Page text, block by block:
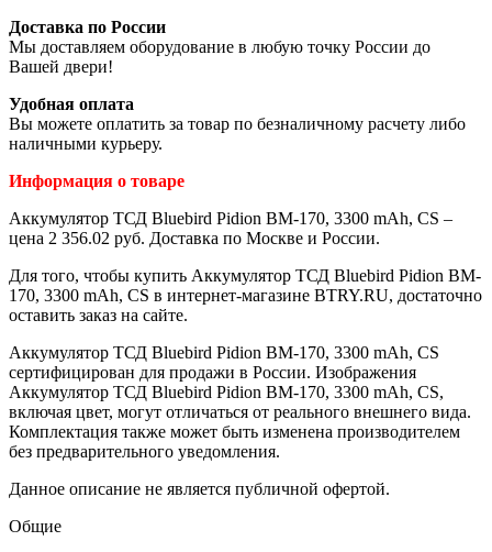
Доставка по России
Мы доставляем оборудование в любую точку России до
Вашей двери!
Удобная оплата
Вы можете оплатить за товар по безналичному расчету либо
наличными курьеру.
Информация о товаре
Аккумулятор ТСД Bluebird Pidion BM-170, 3300 mAh, CS –
цена 2 356.02 руб. Доставка по Москве и России.
Для того, чтобы купить Аккумулятор ТСД Bluebird Pidion BM-
170, 3300 mAh, CS в интернет-магазине BTRY.RU, достаточно
оставить заказ на сайте.
Аккумулятор ТСД Bluebird Pidion BM-170, 3300 mAh, CS
сертифицирован для продажи в России. Изображения
Аккумулятор ТСД Bluebird Pidion BM-170, 3300 mAh, CS,
включая цвет, могут отличаться от реального внешнего вида.
Комплектация также может быть изменена производителем
без предварительного уведомления.
Данное описание не является публичной офертой.
Общие